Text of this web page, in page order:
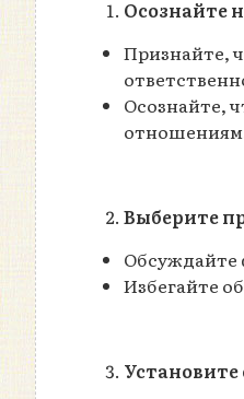
Осознайте
Признайте,
Осознайте,
Выберите
Обсуждайте
Избегайте